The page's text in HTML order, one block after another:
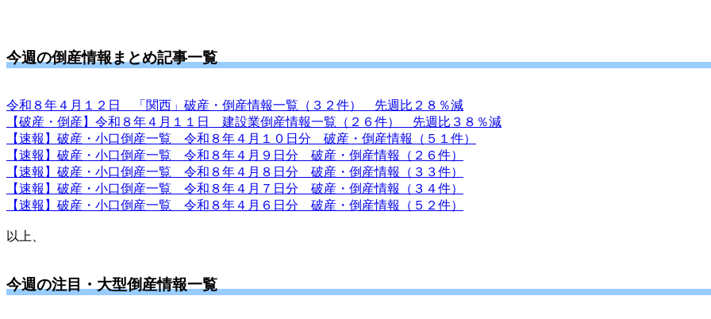
今週の倒産情報まとめ記事一覧
令和８年４月１２日 「関西」破産・倒産情報一覧（３２件） 先週比２８％減
【破産・倒産】令和８年４月１１日 建設業倒産情報一覧（２６件） 先週比３８％減
【速報】破産・小口倒産一覧 令和８年４月１０日分 破産・倒産情報（５１件）
【速報】破産・小口倒産一覧 令和８年４月９日分 破産・倒産情報（２６件）
【速報】破産・小口倒産一覧 令和８年４月８日分 破産・倒産情報（３３件）
【速報】破産・小口倒産一覧 令和８年４月７日分 破産・倒産情報（３４件）
【速報】破産・小口倒産一覧 令和８年４月６日分 破産・倒産情報（５２件）
以上、
今週の注目・大型倒産情報一覧